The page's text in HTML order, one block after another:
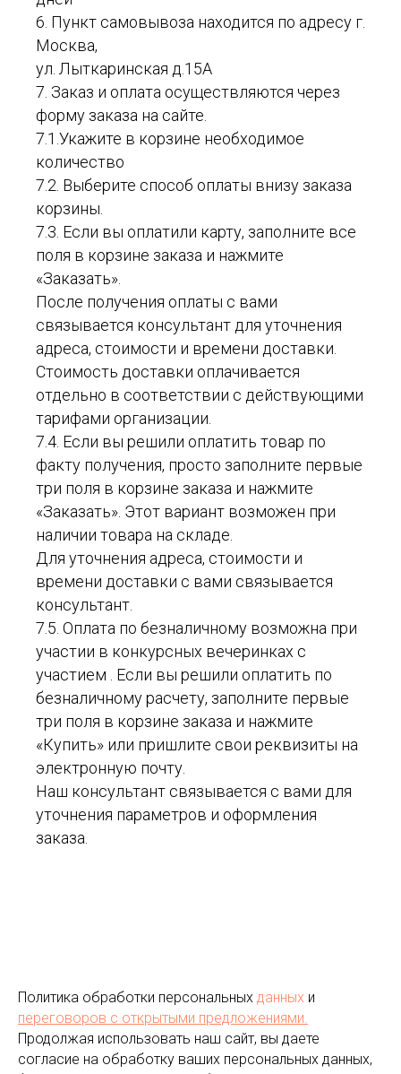
6. Пункт самовывоза находится по адресу г.
Москва,
ул. Лыткаринская д.15А
7. Заказ и оплата осуществляются через
форму заказа на сайте.
7.1.Укажите в корзине необходимое
количество
7.2. Выберите способ оплаты внизу заказа
корзины.
7.3. Если вы оплатили карту, заполните все
поля в корзине заказа и нажмите
«Заказать».
После получения оплаты с вами
связывается консультант для уточнения
адреса, стоимости и времени доставки.
Стоимость доставки оплачивается
отдельно в соответствии с действующими
тарифами организации.
7.4. Если вы решили оплатить товар по
факту получения, просто заполните первые
три поля в корзине заказа и нажмите
«Заказать». Этот вариант возможен при
наличии товара на складе.
Для уточнения адреса, стоимости и
времени доставки с вами связывается
консультант.
7.5. Оплата по безналичному возможна при
участии в конкурсных вечеринках с
участием . Если вы решили оплатить по
безналичному расчету, заполните первые
три поля в корзине заказа и нажмите
«Купить» или пришлите свои реквизиты на
электронную почту.
Наш консультант связывается с вами для
уточнения параметров и оформления
заказа.
Политика обработки персональных данных и
переговоров с открытыми предложениями.
Продолжая использовать наш сайт, вы даете
согласие на обработку ваших персональных данных,